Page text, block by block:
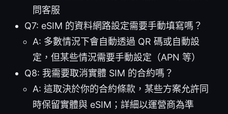
問客服
Q7: eSIM 的資料網路設定需要手動填寫嗎？
A: 多數情況下會自動透過 QR 碼或自動設
定，但某些情況需要手動設定（APN 等）
Q8: 我需要取消實體 SIM 的合約嗎？
A: 這取決於你的合約條款，某些方案允許同
時保留實體與 eSIM；詳細以運營商為準